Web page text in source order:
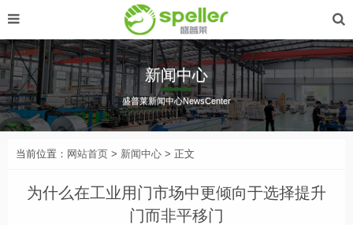
新闻中心
盛普莱新闻中心NewsCenter
当前位置： 网站首页 > 新闻中心 > 正文
为什么在工业用门市场中更倾向于选择提升
门而非平移门